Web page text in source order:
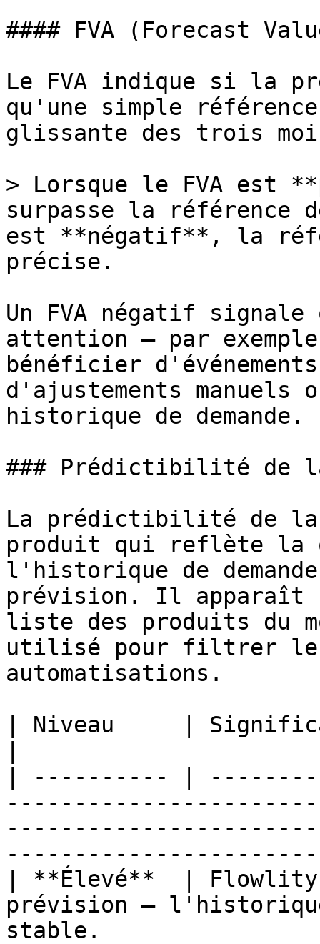
#### FVA (Forecast
Le FVA indique si la
qu'une simple
glissante des trois
> Lorsque le FVA est
surpasse la référence
est **négatif**, la
précise.
Un FVA négatif
attention — par
bénéficier
d'ajustements manuels
historique de demande.
### Prédictibilité de la
La prédictibilité de la
produit qui reflète la
l'historique de
prévision. Il apparaît
liste des produits du
utilisé pour filtrer
automatisations.
| Niveau     |
| ---------- |
| **Élevé**  |
prévision —
stable.